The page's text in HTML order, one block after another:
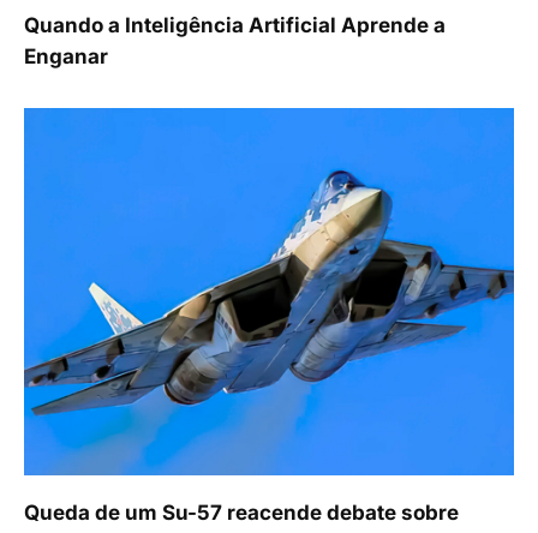
Quando a Inteligência Artificial Aprende a
Enganar
Queda de um Su-57 reacende debate sobre